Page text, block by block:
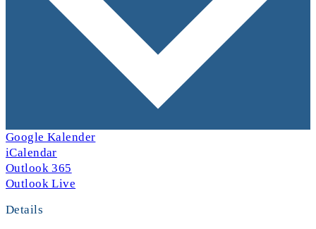
Google Kalender
iCalendar
Outlook 365
Outlook Live
Details